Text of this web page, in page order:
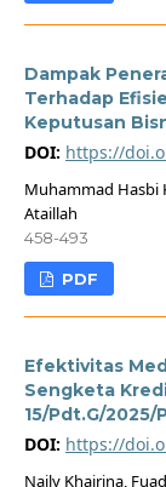
Dampak
Terhadap
Keputusan
DOI: https://
Muhammad Hasbi
Ataillah
458-493
PDF
Efektivitas
Sengketa
15/Pdt.G/2025/
DOI: https://
Naily Khairina,